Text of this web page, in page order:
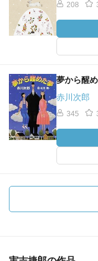
208
夢から醒
赤川次郎
345